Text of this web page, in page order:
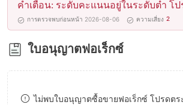
6
7
8
9
4
5
6
7
คำเตือน: ระดับคะแนนอยู่ในระดับต่ำ โป
การตรวจพบก่อนหน้า 2026-08-06 ความเสี่ยง 2
ใบอนุญาตฟอเร็กซ์
ไม่พบใบอนุญาตซื้อขายฟอเร็กซ์ โปรดตร